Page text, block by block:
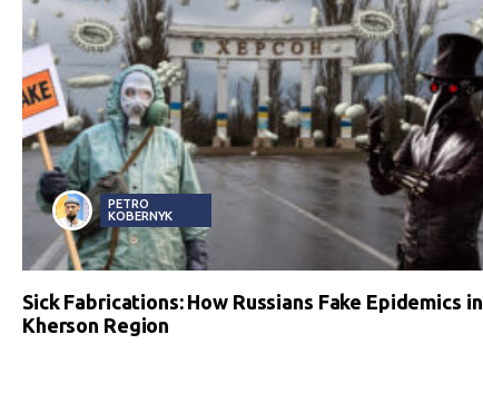
PETRO
KOBERNYK
Sick Fabrications: How Russians Fake Epidemics in
Kherson Region